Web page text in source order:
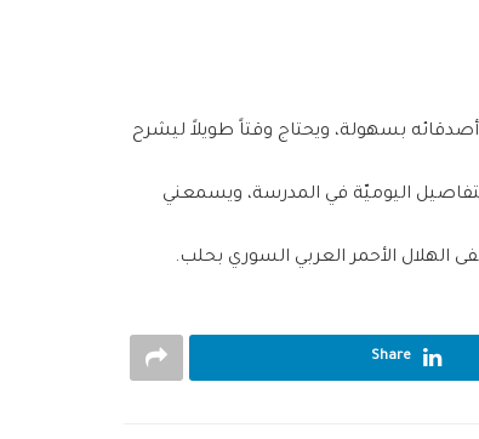
بسهولة، ويحتاج وقتاً طويلاً ليشرح
اليوميّة في المدرسة، ويسمعني
الهلال الأحمر العربي السوري بحلب.
Share